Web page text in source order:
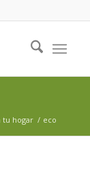
tu hogar / eco